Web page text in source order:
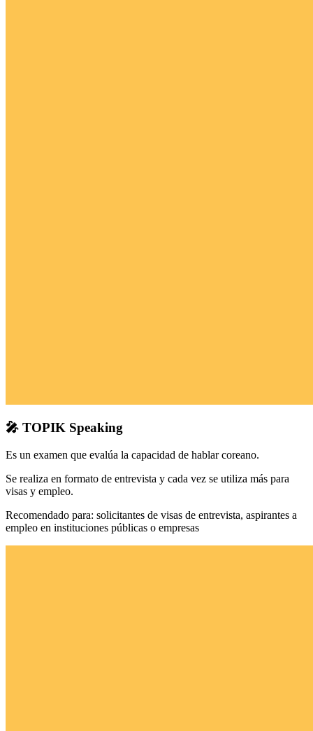
🎤 TOPIK Speaking
Es un examen que evalúa la capacidad de hablar coreano.
Se realiza en formato de entrevista y cada vez se utiliza más para
visas y empleo.
Recomendado para: solicitantes de visas de entrevista, aspirantes a
empleo en instituciones públicas o empresas